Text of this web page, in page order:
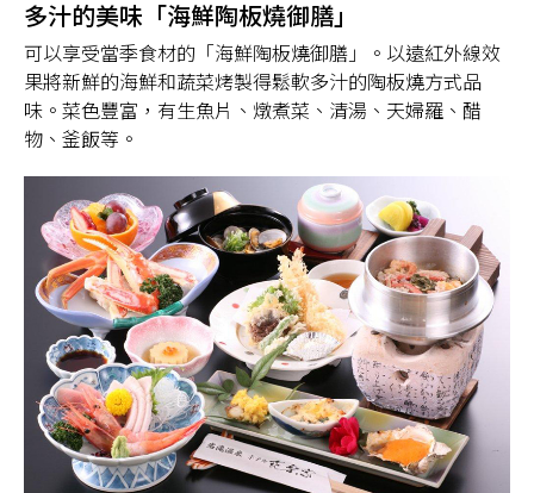
多汁的美味「海鮮陶板燒御膳」
可以享受當季食材的「海鮮陶板燒御膳」。以遠紅外線效
果將新鮮的海鮮和蔬菜烤製得鬆軟多汁的陶板燒方式品
味。菜色豐富，有生魚片、燉煮菜、清湯、天婦羅、醋
物、釜飯等。